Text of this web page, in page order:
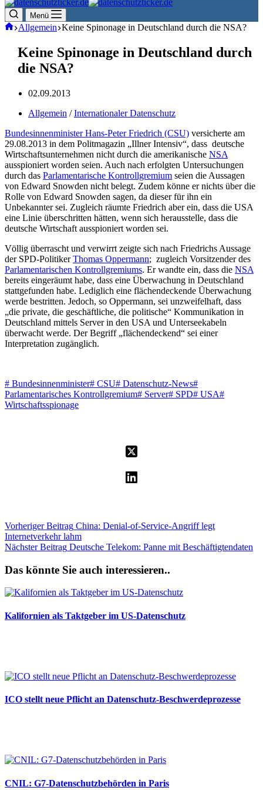
Menü
Start
Allgemein Keine Spinonage in Deutschland durch die NSA?
Keine Spinonage in Deutschland durch
die NSA?
02.09.2013
Allgemein /Internationaler Datenschutz
Bundesinnenminister Hans-Peter Friedrich (CSU) versicherte am
29.08.2013 in dem Politmagazin „Illner Intensiv“, dass deutsche
Wirtschaftsunternehmen nicht durch die amerikanische NSA
ausspioniert worden seien. Auch nach erfolgten Untersuchungen
durch das Parlamentarische Kontrollgremium seien die Aussagen
von Edward Snowden nicht belegt. Zudem könne er nichts über die
Rolle von Edward Snowden sagen, da dieser für ihn ein
Unbekannter sei. Zugleich räumte Friedrich aber ein, dass die USA
eine Linie überschritten hätten, wenn sich herausstelle, dass die
deutsche Wirtschaft ausspioniert worden sei.
Völlig überrascht und verwirrt zeigte sich nach Friedrichs Aussage
der SPD-PolitikerThomas Oppermann; zugleich Vorsitzender des
Parlamentarischen Kontrollgremiums. Er wandte ein, dass die NSA
bereits eingeräumt habe, dass eine Überwachung in Deutschland
stattgefunden habe. Lediglich eine flächendeckende Überwachung
werde bestritten. Jedoch, so Oppermann, sei unzweifelhaft, dass
„die private, die geschäftliche, die politische“ Kommunikation in
Deutschland mittels Server in den USA und Unterseekabeln
überwacht werde. Der Begriff „flächendeckend“ sei einer
Interpretation zugänglich.
# Bundesinnenminister# CSU# Datenschutz-News#
Parlamentarisches Kontrollgremium# Server# SPD# USA#
Wirtschaftsspionage
VorherigerBeitrag China: Denial-of-Service-Angriff legt
Internetverkehr lahm
NächsterBeitrag Deutsche Telekom: Panne mit Beschäftigtendaten
Das könnte Sie auch interessieren..
Kalifornien als Taktgeber im US-Datenschutz
ICO stellt neue Pflicht an Datenschutz-Beschwerdeprozesse
CNIL: G7-Datenschutzbehörden in Paris